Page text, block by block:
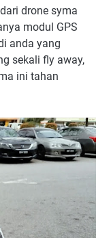
drone syma
modul GPS
anda yang
sekali fly away,
ini tahan